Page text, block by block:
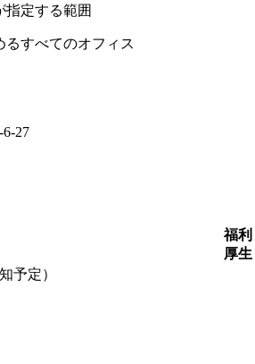
指定する範囲
るすべてのオフィス
27
予定）
福利
厚生